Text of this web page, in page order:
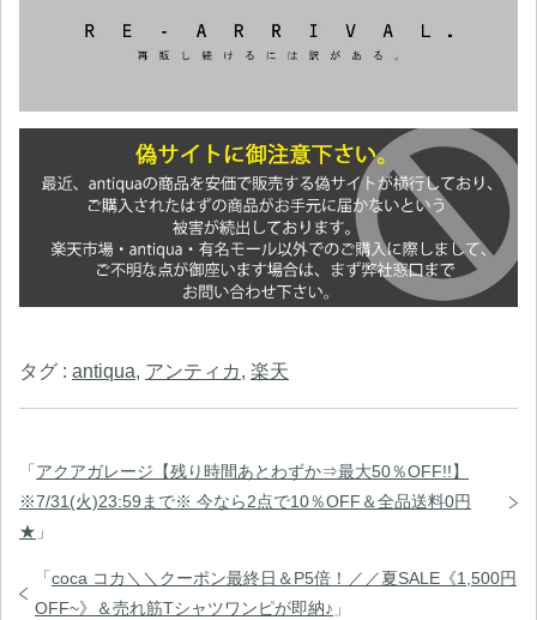
タグ : antiqua, アンティカ, 楽天
「 アクアガレージ【残り時間あとわずか⇒最大50％OFF!!】
※7/31(火)23:59まで※ 今なら2点で10％OFF＆全品送料0円
★ 」
「 coca コカ＼＼クーポン最終日＆P5倍！／／夏SALE《1,500円
OFF~》＆売れ筋Tシャツワンピが即納♪ 」